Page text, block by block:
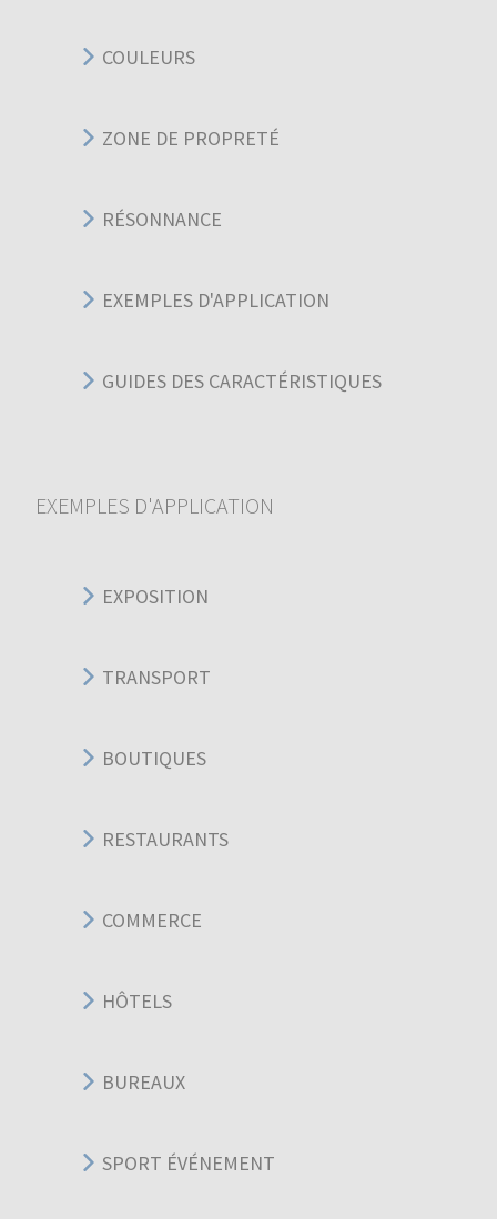
COULEURS
ZONE DE PROPRETÉ
RÉSONNANCE
EXEMPLES D'APPLICATION
GUIDES DES CARACTÉRISTIQUES
EXEMPLES D'APPLICATION
EXPOSITION
TRANSPORT
BOUTIQUES
RESTAURANTS
COMMERCE
HÔTELS
BUREAUX
SPORT ÉVÉNEMENT